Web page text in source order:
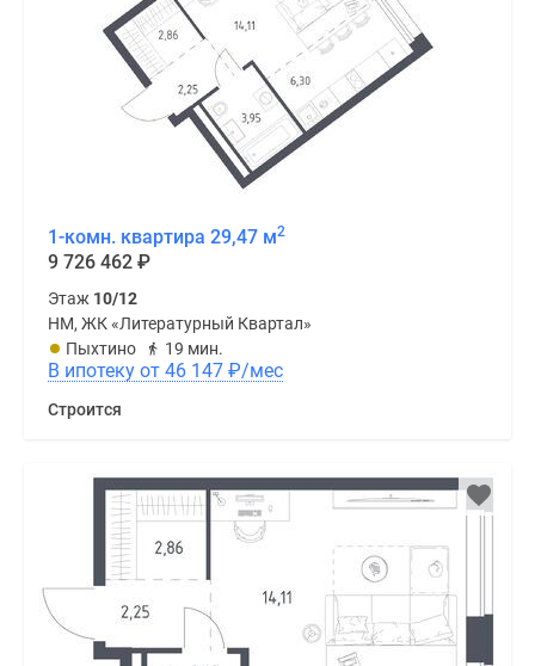
1-комн. квартира 29,47 м2
9 726 462 ₽
Этаж 10/12
НМ, ЖК «Литературный Квартал»
Пыхтино
19 мин.
В ипотеку от 46 147 ₽/мес
Строится